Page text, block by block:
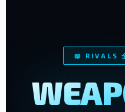
📖 RIVALS